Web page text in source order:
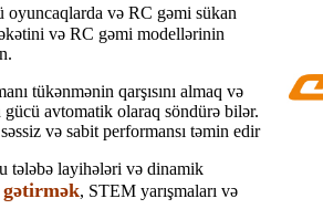
oyuncaqlarda və RC gəmi sükan
və RC gəmi modellərinin
tükənmənin qarşısını almaq və
avtomatik olaraq söndürə bilər.
və sabit performansı təmin edir
tələbə layihələri və dinamik
gətirmək, STEM yarışmaları və